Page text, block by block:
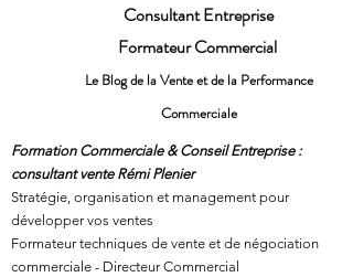
Consultant Entreprise
Formateur Commercial
Le Blog de la Vente et de la Performance
Commerciale
Formation Commerciale & Conseil Entreprise :
consultant vente Rémi Plenier
Stratégie, organisation et management pour
développer vos ventes
Formateur techniques de vente et de négociation
commerciale - Directeur Commercial